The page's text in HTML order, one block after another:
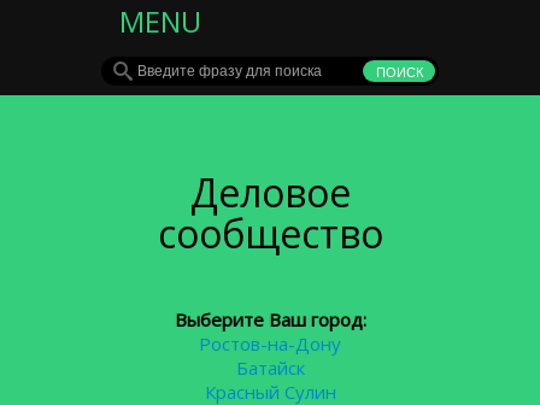
MENU
Деловое
сообщество
Выберите Ваш город:
Ростов-на-Дону
Батайск
Красный Сулин